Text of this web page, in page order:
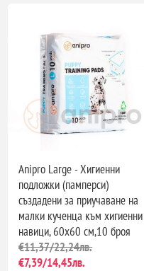
Anipro Large - Хигиенни
подложки (памперси)
създадени за приучаване на
малки кученца към хигиенни
навици, 60х60 см,10 броя
€11,37/22,24лв.
€7,39/14,45лв.